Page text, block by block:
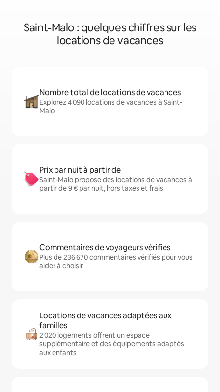
Saint-Malo : quelques chiffres sur les
locations de vacances
Nombre total de locations de vacances
Explorez 4 090 locations de vacances à Saint-
Malo
Prix par nuit à partir de
Saint-Malo propose des locations de vacances à
partir de 9 € par nuit, hors taxes et frais
Commentaires de voyageurs vérifiés
Plus de 236 670 commentaires vérifiés pour vous
aider à choisir
Locations de vacances adaptées aux
familles
2 020 logements offrent un espace
supplémentaire et des équipements adaptés
aux enfants